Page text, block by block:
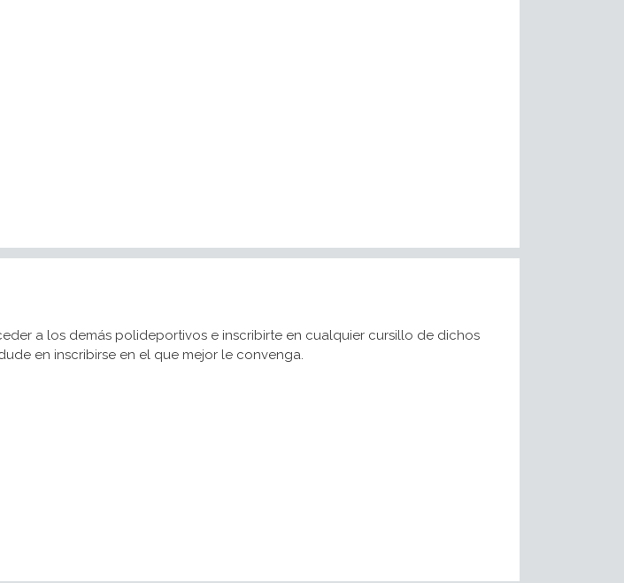
a los demás polideportivos e inscribirte en cualquier cursillo de dichos
en inscribirse en el que mejor le convenga.